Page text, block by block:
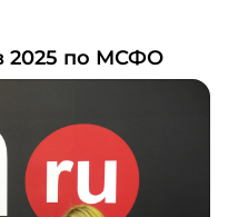
2025 по МСФО